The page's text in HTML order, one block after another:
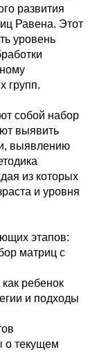
развития
Равена. Этот
уровень
групп.
собой набор
выявить
выявлению
из которых
и уровня
этапов:
матриц с
ребенок
и подходы
о текущем